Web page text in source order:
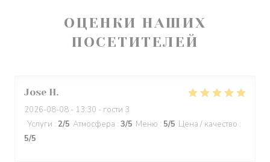
ОЦЕНКИ НАШИХ
ПОСЕТИТЕЛЕЙ
Jose H
2026-08-08 - 13:30 - гости 3
Услуги : 2/5 Атмосфера : 3/5 Меню : 5/5 Цена / качество :
5/5